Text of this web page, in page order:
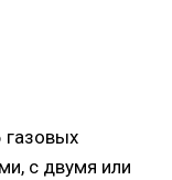
газовых
с двумя или